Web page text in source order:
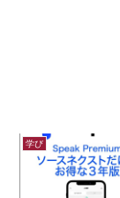
学び